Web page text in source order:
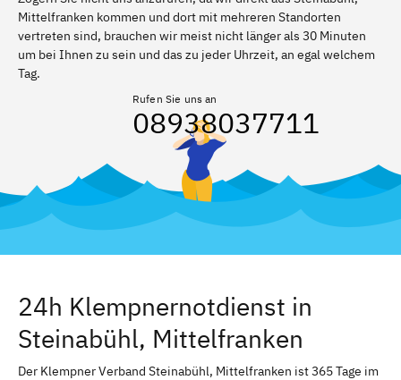
Mittelfranken kommen und dort mit mehreren Standorten
vertreten sind, brauchen wir meist nicht länger als 30 Minuten
um bei Ihnen zu sein und das zu jeder Uhrzeit, an egal welchem
Tag.
Rufen Sie uns an
08938037711
24h Klempnernotdienst in
Steinabühl, Mittelfranken
Der Klempner Verband Steinabühl, Mittelfranken ist 365 Tage im